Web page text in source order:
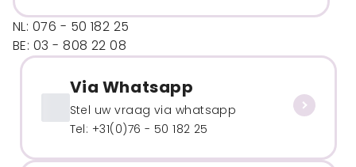
NL: 076 - 50 182 25
BE: 03 - 808 22 08
Via Whatsapp
Stel uw vraag via whatsapp
Tel: +31(0)76 - 50 182 25